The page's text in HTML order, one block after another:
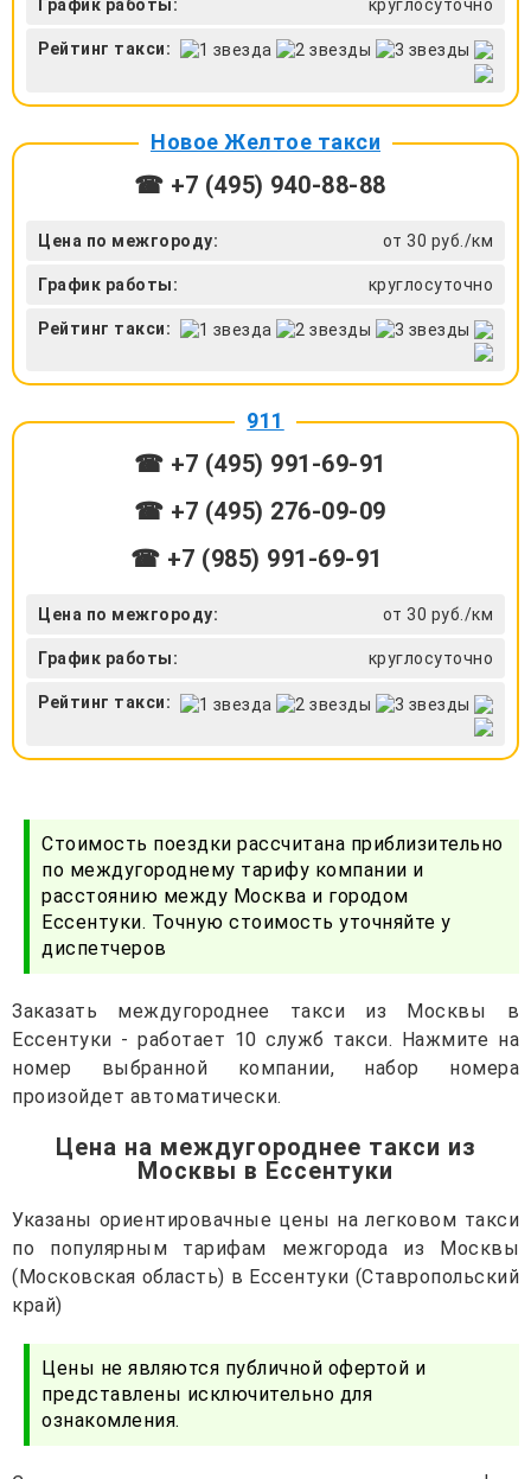
График работы: круглосуточно
Рейтинг такси:
Новое Желтое такси
☎ +7 (495) 940-88-88
Цена по межгороду: от 30 руб./км
График работы: круглосуточно
Рейтинг такси:
911
☎ +7 (495) 991-69-91
☎ +7 (495) 276-09-09
☎ +7 (985) 991-69-91
Цена по межгороду: от 30 руб./км
График работы: круглосуточно
Рейтинг такси:
Стоимость поездки рассчитана приблизительно
по междугороднему тарифу компании и
расстоянию между Москва и городом
Ессентуки. Точную стоимость уточняйте у
диспетчеров
Заказать междугороднее такси из Москвы в
Ессентуки - работает 10 служб такси. Нажмите на
номер выбранной компании, набор номера
произойдет автоматически.
Цена на междугороднее такси из
Москвы в Ессентуки
Указаны ориентировачные цены на легковом такси
по популярным тарифам межгорода из Москвы
(Московская область) в Ессентуки (Ставропольский
край)
Цены не являются публичной офертой и
представлены исключительно для
ознакомления.